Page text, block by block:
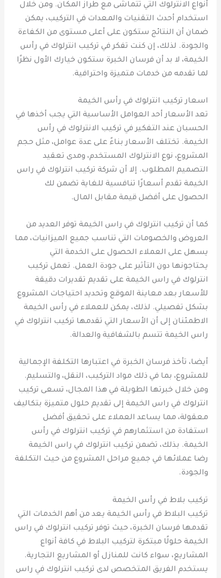
أنواع الانترلوك التي تتماشى مع طراز المكان. ومن خلال
استخدام أحدث التقنيات والمعدات في التركيب، يمكن
ضمان أن النتائج ستكون على أعلى مستوى من الكفاءة
والجودة. لذلك، إن كنت تفكر في تركيب انترلوك في رأس
الخيمة، لا بد أن فرسان الخبرة ستكون خيارك الأول نظرًا
لما تقدمه من خدمات متميزة واحترافية.
اسعار تركيب انترلوك في رأس الخيمة
تعد الأسعار أحد العوامل الأساسية التي يجب أخذها في
الحسبان عند التفكير في تركيب الانترلوك في رأس
الخيمة. تختلف الأسعار بناءً على عدة عوامل، مثل حجم
المشروع، نوع الانترلوك المستخدم، ومدى تعقيد
التصميم المطلوب. إلا أن شركة تركيب انترلوك في راس
الخيمة تقدم أسعارًا تنافسية للغاية تضمن لك
الحصول على أفضل قيمة مقابل المال.
كما أن تركيب انترلوك في راس الخيمة توفر العديد من
العروض والخصومات التي تناسب جميع الميزانيات، مما
يسهل على العملاء الحصول على الخدمة التي
يحتاجونها دون التأثير على جودة العمل. تعمل تركيب
انترلوك في راس الخيمة على تقديم تقديرات دقيقة
للأسعار بعد معاينة الموقع وتحديد احتياجات المشروع
بشكل تفصيلي. لذلك، يمكن للعملاء في رأس الخيمة
الاطمئنان إلى أن الأسعار التي تقدمها تركيب انترلوك في
راس الخيمة تتسم بالشفافية والعدالة.
أيضا، تأخذ فرسان الخبرة في اعتبارها التكلفة الإجمالية
للمشروع، بما في ذلك مواد التركيب، النقل، والتسليم.
ومن خلال خبرتها الطويلة في هذا المجال، تسعى تركيب
انترلوك في راس الخيمة إلى تقديم حلول متميزة بتكاليف
معقولة، مما يساعد العملاء على تحقيق أفضل
استفادة من استثمارهم في تركيب انترلوك في رأس
الخيمة. بذلك، تضمن تركيب انترلوك في راس الخيمة
رضا عملائها في جميع مراحل المشروع من حيث التكلفة
والجودة.
تركيب بلاط في رأس الخيمة
تركيب البلاط في رأس الخيمة يعد من أهم الخدمات التي
تقدمها فرسان الخبرة، حيث توفر تركيب انترلوك في راس
الخيمة حلولًا مبتكرة لتركيب البلاط في كافة أنواع
المشاريع، سواء كانت للمنازل أو المشاريع التجارية.
يستخدم الفريق المتخصص لدى تركيب انترلوك في راس